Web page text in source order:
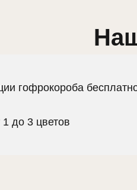
гофрокороба
до 3 цветов